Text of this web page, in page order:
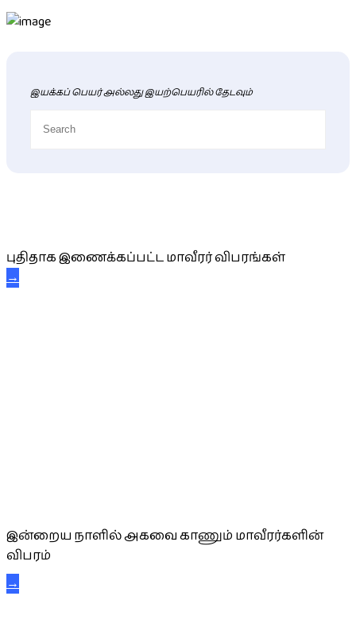
இயக்கப் பெயர் அல்லது இயற்பெயரில் தேடவும்
புதிதாக இணைக்கப்பட்ட மாவீரர் விபரங்கள்
→
இன்றைய நாளில் அகவை காணும் மாவீரர்களின்
விபரம்
→